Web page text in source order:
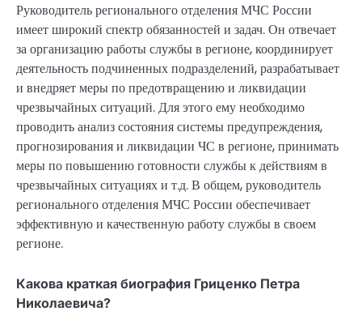
Руководитель регионального отделения МЧС России
имеет широкий спектр обязанностей и задач. Он отвечает
за организацию работы службы в регионе, координирует
деятельность подчиненных подразделений, разрабатывает
и внедряет меры по предотвращению и ликвидации
чрезвычайных ситуаций. Для этого ему необходимо
проводить анализ состояния системы предупреждения,
прогнозирования и ликвидации ЧС в регионе, принимать
меры по повышению готовности службы к действиям в
чрезвычайных ситуациях и т.д. В общем, руководитель
регионального отделения МЧС России обеспечивает
эффективную и качественную работу службы в своем
регионе.
Какова краткая биография Гриценко Петра
Николаевича?